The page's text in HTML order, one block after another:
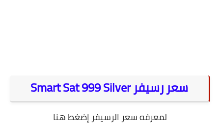
سعر رسيفر Smart Sat 999 Silver
لمعرفه سعر الرسيفر إضغط هنا